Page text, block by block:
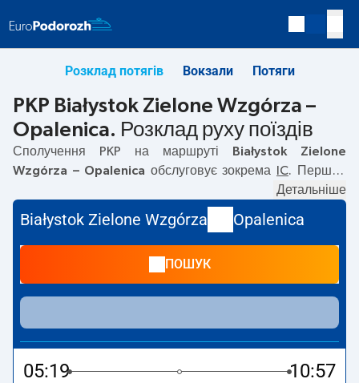
Розклад потягів Вокзали Потяги
PKP Białystok Zielone Wzgórza –
Opalenica. Розклад руху поїздів
Сполучення PKP на маршруті
Białystok Zielone
Wzgórza – Opalenica обслуговує зокрема IC. Перший
з вокзалу PKP Białystok Zielone
На маршрутіBiałystok Zielone Wzgórza–Opalenica
курсують також інші потяги:— пропонують нижчу ціну
квитка і зазвичай довший час подорожі. Потяг завершує
маршрут на станції Opalenica.
Детальніше
Białystok Zielone Wzgórza Opalenica
ПОШУК
05:19 10:57